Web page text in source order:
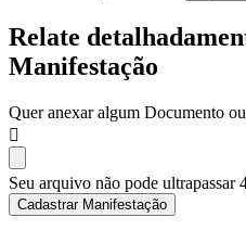
Relate
Manifestação
Quer anexar algum Documento
Seu arquivo não pode ultrapassar
Cadastrar Manifestação